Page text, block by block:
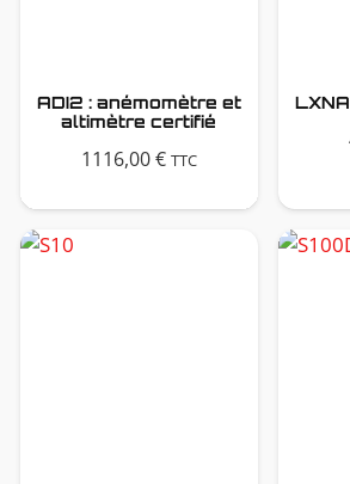
ADI2 : anémomètre et
altimètre certifié
1116,00€ TTC